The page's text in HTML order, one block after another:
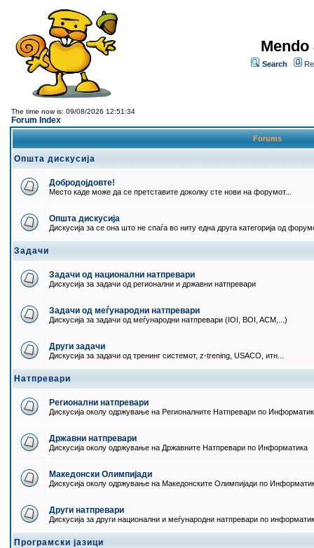
Search
The time now is: 09/08/2026 12:51:34
Forum Index
Forums
Општа дискусија
Добродојдовте!
Место каде може да се претставите доколку сте нови на форумот...
Општа дискусија
Дискусија за се она што не спаѓа во ниту една друга категорија од
Задачи
Задачи од национални натпревари
Дискусија за задачи од регионални и државни натпревари
Задачи од меѓународни натпревари
Дискусија за задачи од меѓународни натпревари (IOI, BOI, ACM,...)
Други задачи
Дискусија за задачи од тренинг системот, z-trening, USACO, итн...
Натпревари
Регионални натпревари
Дискусија околу одржување на Регионалните Натпревари по
Државни натпревари
Дискусија околу одржување на Државните Натпревари по Информатика
Македонски Олимпијади
Дискусија околу одржување на Македонските Олимпијади по
Други натпревари
Дискусија за други национални и меѓународни натпревари по
Програмски јазици